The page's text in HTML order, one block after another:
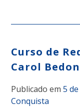
Curso de
Carol
Publicado em5
Conquista